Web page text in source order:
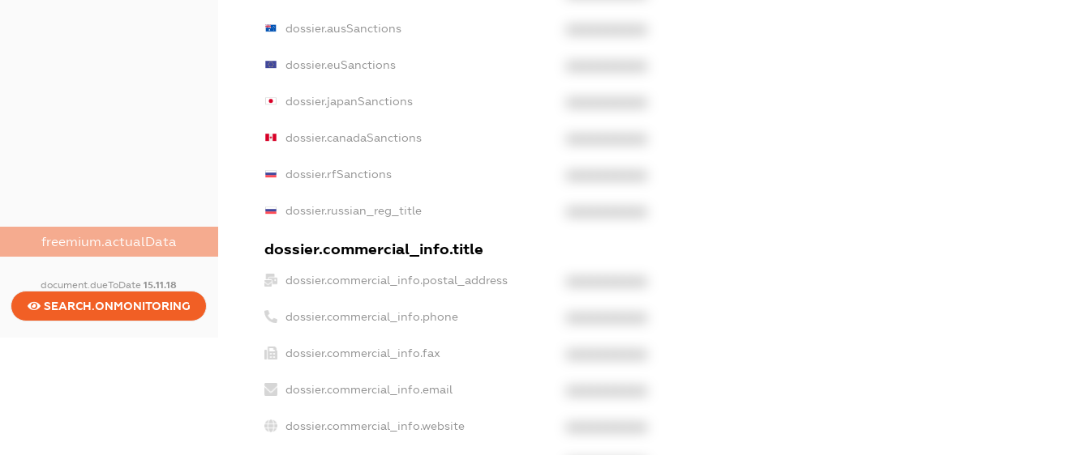
freemium.actualData
document.dueToDate15.11.18
SEARCH.ONMONITORING
dossier.ausSanctions
dossier.euSanctions
dossier.japanSanctions
dossier.canadaSanctions
dossier.rfSanctions
dossier.russian_reg_title
dossier.commercial_info.title
dossier.commercial_info.postal_address
dossier.commercial_info.phone
dossier.commercial_info.fax
dossier.commercial_info.email
dossier.commercial_info.website